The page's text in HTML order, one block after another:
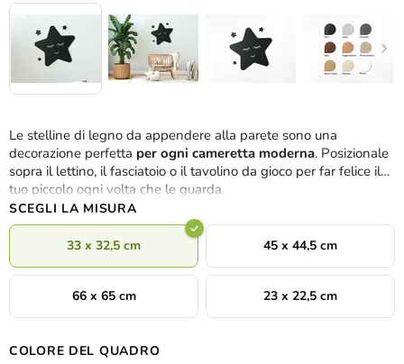
Le stelline di legno da appendere alla parete sono una
decorazione perfetta per ogni cameretta moderna. Posizionale
sopra il lettino, il fasciatoio o il tavolino da gioco per far felice il
tuo piccolo ogni volta che le guarda.
SCEGLI LA MISURA
33 x 32,5 cm 45 x 44,5 cm
66 x 65 cm 23 x 22,5 cm
COLORE DEL QUADRO